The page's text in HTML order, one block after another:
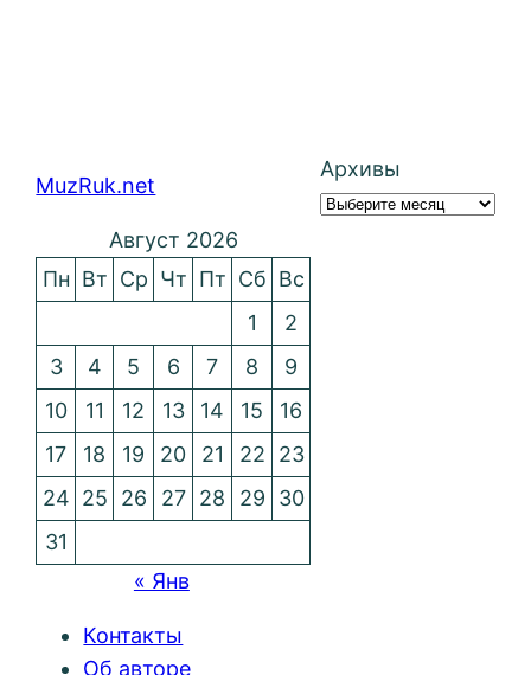
MuzRuk.net
Архивы
Август 2026
Пн Вт Ср Чт Пт Сб Вс
1
2
3
4 5 6 7 8
9
10
11 12 13 14 15
16
17
18 19 20 21 22
23
24 25 26 27 28 29
30
31
« Янв
Контакты
Об авторе